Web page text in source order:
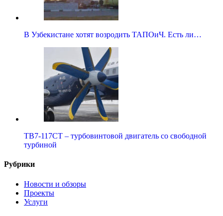
В Узбекистане хотят возродить ТАПОиЧ. Есть ли…
ТВ7-117СТ – турбовинтовой двигатель со свободной
турбиной
Рубрики
Новости и обзоры
Проекты
Услуги